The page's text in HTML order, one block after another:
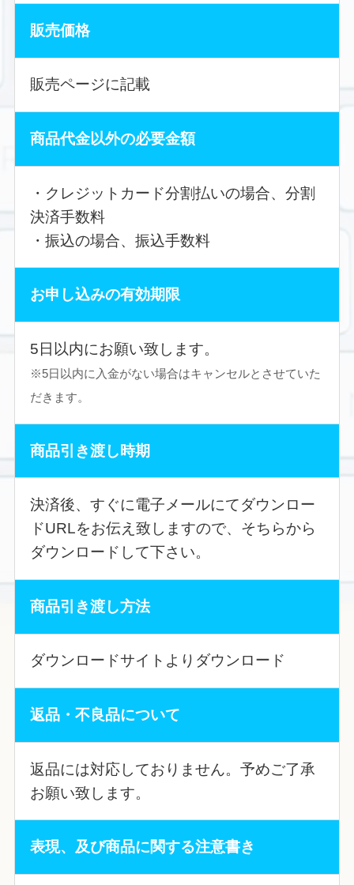
販売価格
販売ページに記載
商品代金以外の必要金額
・クレジットカード分割払いの場合、分割
決済手数料
・振込の場合、振込手数料
お申し込みの有効期限
5日以内にお願い致します。
※5日以内に入金がない場合はキャンセルとさせていた
だきます。
商品引き渡し時期
決済後、すぐに電子メールにてダウンロー
ドURLをお伝え致しますので、そちらから
ダウンロードして下さい。
商品引き渡し方法
ダウンロードサイトよりダウンロード
返品・不良品について
返品には対応しておりません。予めご了承
お願い致します。
表現、及び商品に関する注意書き